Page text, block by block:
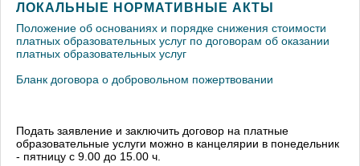
ЛОКАЛЬНЫЕ НОРМАТИВНЫЕ АКТЫ
Положение об основаниях и порядке снижения стоимости
платных образовательных услуг по договорам об оказании
платных образовательных услуг
Бланк договора о добровольном пожертвовании
Подать заявление и заключить договор на платные
образовательные услуги можно в канцелярии в понедельник
- пятницу с 9.00 до 15.00 ч.